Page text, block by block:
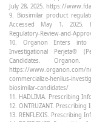
July 28, 2025. https://
9. Biosimilar product
Accessed May 1, 2025.
Regulatory-Review-and-
10. Organon Enters into
Investigational Perjeta®
Candidates.
https://www.organon.com/
commercialize-henlius-
biosimilar-candidates/
11. HADLIMA. Prescribing
12. ONTRUZANT.
13. RENFLEXIS. Prescribing